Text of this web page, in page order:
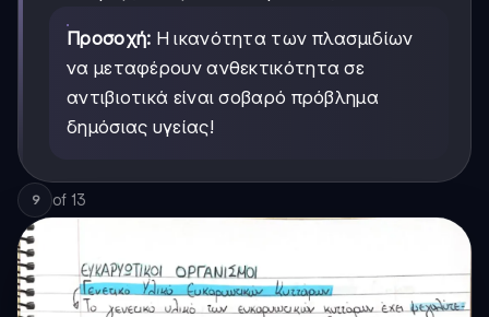
Προσοχή: Η ικανότητα των πλασμιδίων
να μεταφέρουν ανθεκτικότητα σε
αντιβιοτικά είναι σοβαρό πρόβλημα
δημόσιας υγείας!
9 of 13